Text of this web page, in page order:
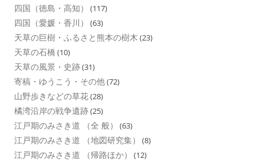
四国（徳島・高知） (117)
四国（愛媛・香川） (63)
天草の巨樹・ふるさと熊本の樹木 (23)
天草の石橋 (10)
天草の風景・史跡(31)
寄稿・ゆうこう・その他(72)
山野歩きなどの草花(28)
橘湾沿岸の戦争遺跡(25)
江戸期のみさき道 （全 般） (63)
江戸期のみさき道 （地図研究集） (8)
江戸期のみさき道 （帰路ほか） (12)